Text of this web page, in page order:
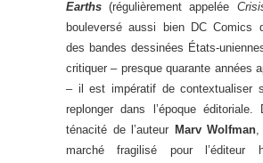
Earths (régulièrement appelée
bouleversé aussi bien DC Comics
des bandes dessinées États-
critiquer – presque quarante années
– il est impératif de contextualiser
replonger dans l’époque éditoriale.
ténacité de l’auteur Marv Wolfman,
marché fragilisé pour l’éditeur